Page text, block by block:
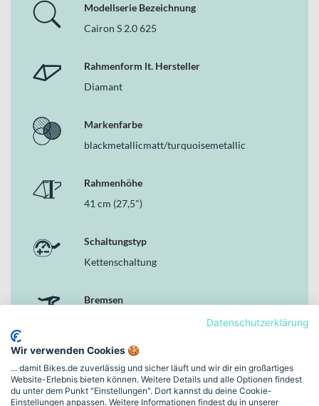
Modellserie Bezeichnung
Cairon S 2.0 625
Rahmenform lt. Hersteller
Diamant
Markenfarbe
blackmetallicmatt/turquoisemetallic
Rahmenhöhe
41 cm (27,5")
Schaltungstyp
Kettenschaltung
Bremsen
Hydraulische Scheibenbremse
Motor
BOSCH Mittelmotor Gen.4 Performance CX,
36 V, 250 W
Datenschutzerklärung
Wir verwenden Cookies 🍪
... damit Bikes.de zuverlässig und sicher läuft und wir dir ein großartiges
Website-Erlebnis bieten können. Weitere Details und alle Optionen findest
du unter dem Punkt "Einstellungen". Dort kannst du deine Cookie-
Einstellungen anpassen. Weitere Informationen findest du in unserer